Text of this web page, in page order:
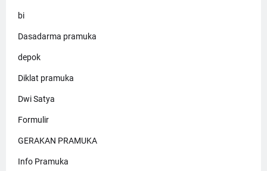
bi
Dasadarma pramuka
depok
Diklat pramuka
Dwi Satya
Formulir
GERAKAN PRAMUKA
Info Pramuka